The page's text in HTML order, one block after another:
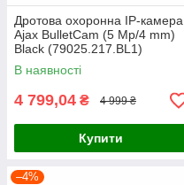
Дротова охоронна IP-камера
Ajax BulletCam (5 Mp/4 mm)
Black (79025.217.BL1)
В наявності
4 799,04 ₴ 4 999 ₴
Купити
–4%